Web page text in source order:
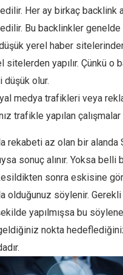
Her ay birkaç backlink
Bu backlinkler genelde
yerel haber
sitelerden yapılır. Çünkü o
düşük olur.
medya trafikleri veya
trafikle yapılan
rekabeti az olan bir alanda
sonuç alınır. Yoksa
sonra eskisine
olduğunuz söylenir. Gerekli
yapılmışsa bu
nokta